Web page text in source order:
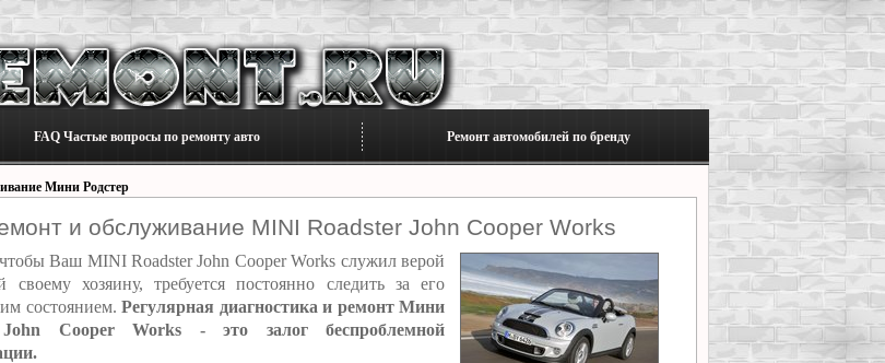
FAQ Частые вопросы по ремонту авто Ремонт автомобилей по бренду
Мини Родстер
и обслуживание MINI Roadster John Cooper Works
Ваш MINI Roadster John Cooper Works служил верой
своему хозяину, требуется постоянно следить за его
состоянием. Регулярная диагностика и ремонт Мини
John Cooper Works - это залог беспроблемной